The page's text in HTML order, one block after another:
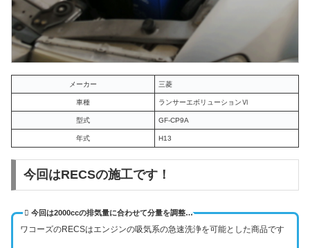
メーカー 三菱
車種 ランサーエボリューションⅥ
型式 GF-CP9A
年式 H13
今回はRECSの施工です！
今回は2000ccの排気量に合わせて分量を調整…
ワコーズのRECSはエンジンの吸気系の急速洗浄を可能とした商品です